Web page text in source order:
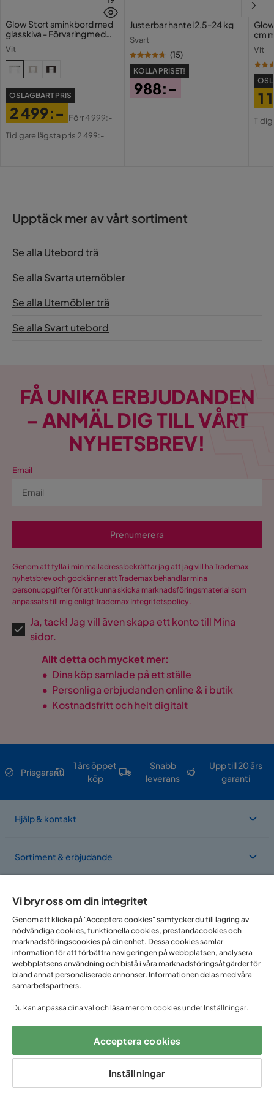
Glow Stort sminkbord med
glasskiva - Förvaring med
Vit
OSLAGBART PRIS
Pris
2 499:-
Original
Förr4 999:-
Tidigare lägsta pris 2 499:-
Justerbar hantel 2,5-24 kg
Svart
(15)
KOLLA PRISET!
988:-
cm
Vit
1
Upptäck mer av vårt sortiment
Se alla Utebord trä
Se alla Svarta utemöbler
Se alla Utemöbler trä
Se alla Svart utebord
FÅ UNIKA ERBJUDANDEN
– ANMÄL DIG TILL VÅRT
NYHETSBREV!
Email
Prenumerera
Genom att fylla i min mailadress bekräftar jag att jag vill ha Trademax
nyhetsbrev och godkänner att Trademax behandlar mina
personuppgifter för att kunna skicka marknadsföringsmaterial som
anpassats till mig enligt Trademax Integritetspolicy.
Ja, tack! Jag vill även skapa ett konto till Mina
sidor.
Allt detta och mycket mer:
• Dina köp samlade på ett ställe
• Personliga erbjudanden online & i butik
• Kostnadsfritt och helt digitalt
Prisgaranti
1 års öppet
köp
Snabb
leverans
Upp till 20 års
garanti
Hjälp & kontakt
Sortiment & erbjudande
Vi finns i flera länder
Följ oss på:
Vi bryr oss om din integritet
Genom att klicka på "Acceptera cookies" samtycker du till lagring av
nödvändiga cookies, funktionella cookies, prestandacookies och
marknadsföringscookies på din enhet. Dessa cookies samlar
information för att förbättra navigeringen på webbplatsen, analysera
webbplatsens användning och bistå i våra marknadsföringsåtgärder för
bland annat personaliserade annonser. Informationen delas med våra
samarbetspartners.
Du kan anpassa dina val och läsa mer om cookies under Inställningar.
Acceptera cookies
Inställningar